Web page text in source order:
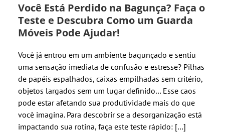
Você Está Perdido na Bagunça? Faça o
Teste e Descubra Como um Guarda
Móveis Pode Ajudar!
Você já entrou em um ambiente bagunçado e sentiu
uma sensação imediata de confusão e estresse? Pilhas
de papéis espalhados, caixas empilhadas sem critério,
objetos largados sem um lugar definido… Esse caos
pode estar afetando sua produtividade mais do que
você imagina. Para descobrir se a desorganização está
impactando sua rotina, faça este teste rápido: […]